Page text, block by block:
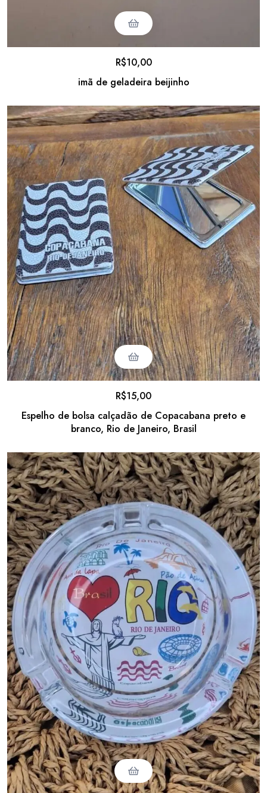
imã de geladeira beijinho
R$10,00
Espelho de bolsa calçadão de Copacabana preto e
branco, Rio de Janeiro, Brasil
R$15,00